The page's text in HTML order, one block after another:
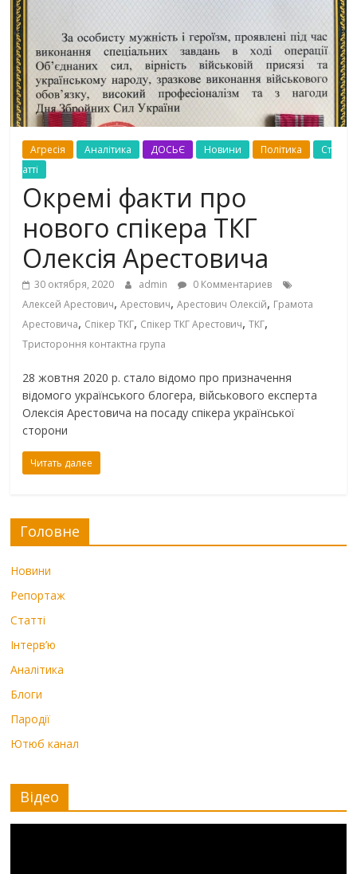
Агресія Аналітика ДОСЬЄ Новини Політика
Ст
атті
Окремі факти про
нового спікера ТКГ
Олексія Арестовича
30 октября, 2020 admin
0 Комментариев
Алексей Арестович,Арестович,Арестович Олексій, Грамота
Арестовича, Спікер ТКГ, Спікер ТКГ Арестович,ТКГ,
Тристороння контактна група
28 жовтня 2020 р. стало відомо про призначення
відомого українського блогера, військового експерта
Олексія Арестовича на посаду спікера української
сторони
Читать далее
Головне
Новини
Репортаж
Статті
Інтерв’ю
Аналітика
Блоги
Пародії
Ютюб канал
Відео